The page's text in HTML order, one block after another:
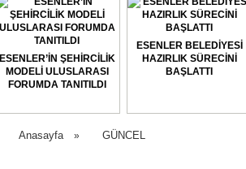
ESENLER’İN ŞEHİRCİLİK
MODELİ ULUSLARASI
FORUMDA TANITILDI
ESENLER BELEDİYESİ
HAZIRLIK SÜRECİNİ
BAŞLATTI
Anasayfa » GÜNCEL